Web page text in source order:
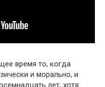
время то, когда
и морально, и
лет, хотя